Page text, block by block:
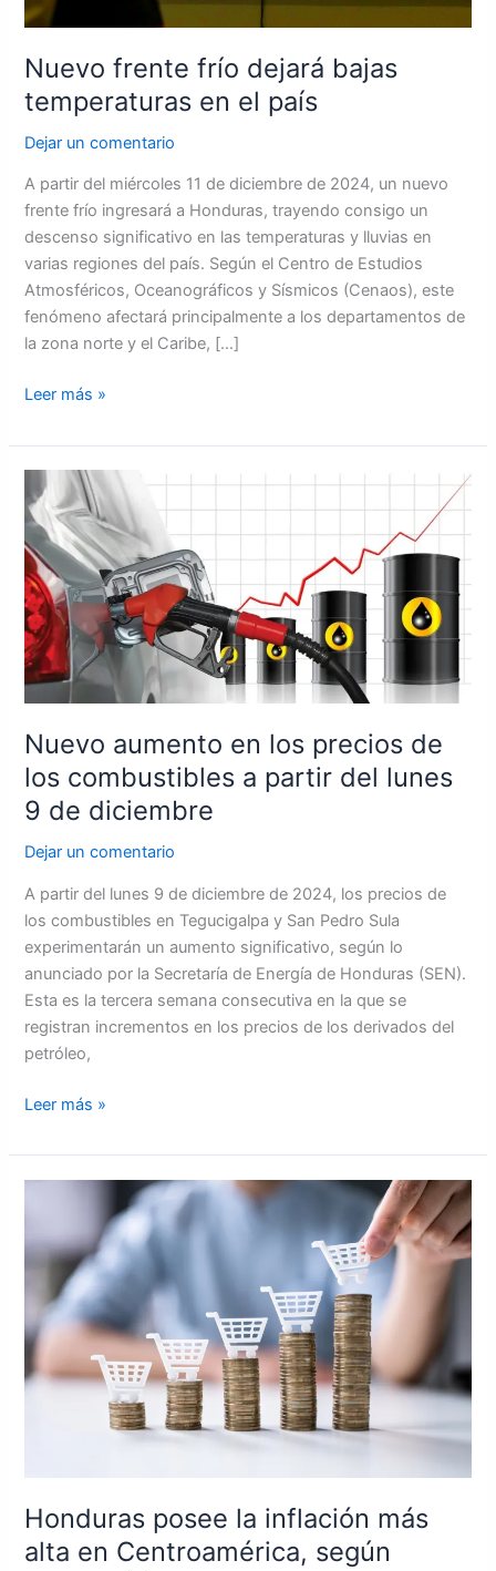
Nuevo frente frío dejará bajas
temperaturas en el país
Dejar un comentario
A partir del miércoles 11 de diciembre de 2024, un nuevo
frente frío ingresará a Honduras, trayendo consigo un
descenso significativo en las temperaturas y lluvias en
varias regiones del país. Según el Centro de Estudios
Atmosféricos, Oceanográficos y Sísmicos (Cenaos), este
fenómeno afectará principalmente a los departamentos de
la zona norte y el Caribe, […]
Leer más »
Nuevo aumento en los precios de
los combustibles a partir del lunes
9 de diciembre
Dejar un comentario
A partir del lunes 9 de diciembre de 2024, los precios de
los combustibles en Tegucigalpa y San Pedro Sula
experimentarán un aumento significativo, según lo
anunciado por la Secretaría de Energía de Honduras (SEN).
Esta es la tercera semana consecutiva en la que se
registran incrementos en los precios de los derivados del
petróleo,
Nuevo
aumento
los
precios
de
los
combustibles
del
lunes
9
diciembre
Leer más »
Honduras posee la inflación más
alta en Centroamérica, según
la
inflación
más
alta
en
Centroamérica,
economista